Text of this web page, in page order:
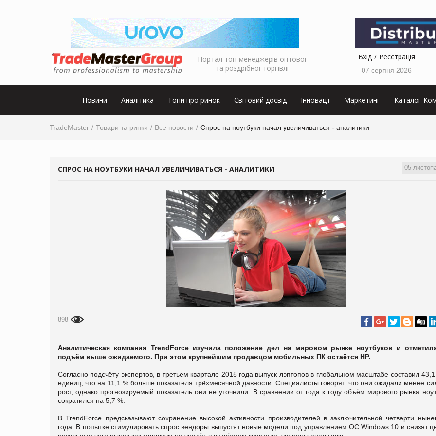
Портал топ-менеджерів оптової
та роздрібної торгівлі
Вхід Реєстрація
07 серпня 2026
Новини Аналітика Топи про ринок Світовий досвід Інновації Маркетинг Каталог
TradeMaster Товари та ринки Все новости Спрос на ноутбуки начал увеличиваться - аналитики
05
СПРОС НА НОУТБУКИ НАЧАЛ УВЕЛИЧИВАТЬСЯ - АНАЛИТИКИ
898
Аналитическая компания TrendForce изучила положение дел на мировом рынке ноутбуков и
подъём выше ожидаемого. При этом крупнейшим продавцом мобильных ПК остаётся HP.
Согласно подсчёту экспертов, в третьем квартале 2015 года выпуск лэптопов в глобальном масштабе составил
единиц, что на 11,1 % больше показателя трёхмесячной давности. Специалисты говорят, что они ожидали менее
рост, однако прогнозируемый показатель они не уточнили. В сравнении от года к году объём мирового рынка
сократился на 5,7 %.
В TrendForce предсказывают сохранение высокой активности производителей в заключительной четверти
года. В попытке стимулировать спрос вендоры выпустят новые модели под управлением ОС Windows 10 и снизят